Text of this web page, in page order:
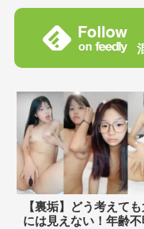
【裏垢】どう考えても
には見えない！年齢